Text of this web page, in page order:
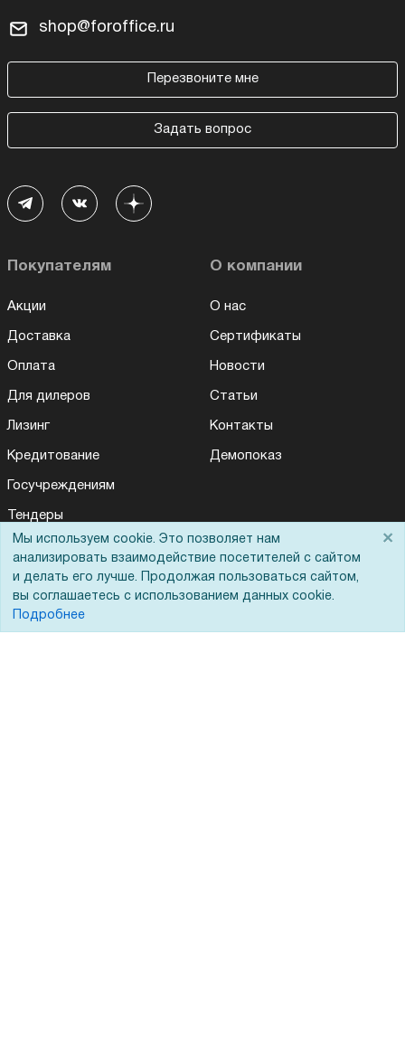
shop@foroffice.ru
Перезвоните мне
Задать вопрос
Покупателям
Акции
Доставка
Оплата
Для дилеров
Лизинг
Кредитование
Госучреждениям
Тендеры
Бренды
ЭДО
О компании
О нас
Сертификаты
Новости
Статьи
Контакты
Демопоказ
Мы используем cookie. Это позволяет нам
анализировать взаимодействие посетителей с сайтом
и делать его лучше. Продолжая пользоваться сайтом,
вы соглашаетесь с использованием данных cookie.
Подробнее
×